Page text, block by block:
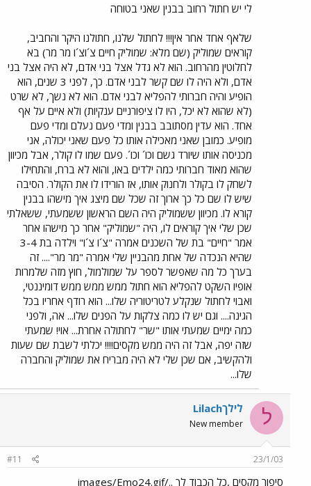
לי יש חתול רחוב בבנין שאני בטוחה
שלאף אחד אחר אין!!! לחתול שלנו, חתולנו היקר והחביב,
קוראים שמוליק (שם מלא: שמוליק חיים צ´וצ´ו מר מר) בא
לחלוטין מהרחוב. הוא לא גדל אצל בני אדם, לא היה אצל בני
אדם, ולא היה לו שם קשר לבני אדם. כך, לפני 3 שנים, הוא
הופיע והיה חברותי להפליא לבני אדם. הוא לא נשך, לא שרט
(לא שהוא לא יכל, היו לו ציפורניים ענקיות) ולא איים על אף
אחד. הוא עדין מסתובב בבנין ומדי פעם נעלם ומדי פעם
מופיע. כמובן שאני מאכילה אותו כל פעם שאני יכולה, אני
מכניסה אותו שיורד גשם וכו´ וכו´. פעם שמו לו קולר, אבל מכיוון
שהוא מאוד חברותי כמה ילדים באו, והוא לא ברח, והתחילו
לשחק לו בקולר ולחנוק אותו, אז הורידו לו את הקולר. הסיבה
שיש לו שם כל כך ארוך זה שכל שם מיצג איך מישהו בבנין
קורא לו. מכיוון ששמוליק היה השם הראשון ששמעתי, ששאלתי
שכן שלי איך קוראים לו, היה "שמוליק" אחר כך מישהו אחר
אמר "חיים" בת של השכנים אמרה "צ´ו צ´ו" וילדה בת 3-4
שהיא הנכדה של אחת מהבניין שלי אמרה "מר מר".... זה
בערך כל מה שאפשר לספר על שמולמול, חוץ מזה שלמרות
אופיו השקט להפליא הוא חתול ממש ממש ממש דומיננטי,
ואבוי לחתול שנקלע לטריטוריה שלו... הוא רודף אחריו בכל
הגינה.... וגם יש לו כמה צלקות על הפנים שלו... אה, ולפני
כמה ימיים שמעתי אותו "שר" לחתולה אחרת... אוי! שמעתי
שזה יפה, אבל זה היה ממש מקסים!!!! יכלתי לשבת שם שעות
ולהקשיב, אם שכן שלי לא היה מבריח את שמוליק והחברה
שלו...
ל לילךLilach
New member
23/1/03
#11
סיפור מקסים ,כל הכבוד לך ../images/Emo24.gif